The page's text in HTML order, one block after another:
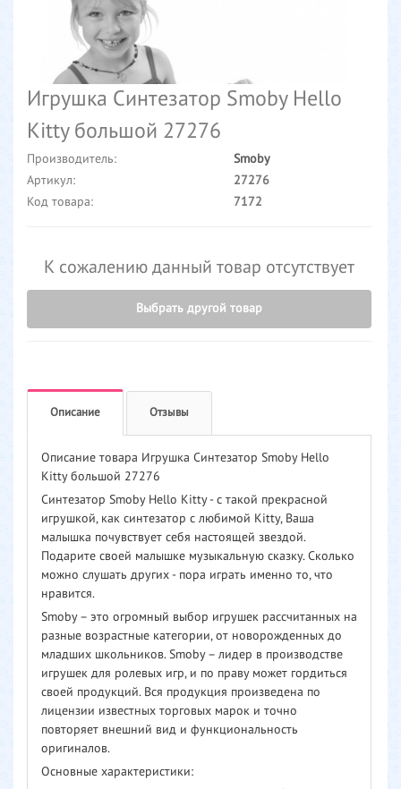
Игрушка Синтезатор Smoby Hello
Kitty большой 27276
Производитель:
Smoby
Артикул:
27276
Код товара:
7172
К сожалению данный товар отсутствует
Выбрать другой товар
Описание Отзывы
Описание товара Игрушка Синтезатор Smoby Hello
Kitty большой 27276
Синтезатор Smoby Hello Kitty - с такой прекрасной
игрушкой, как синтезатор с любимой Kitty, Ваша
малышка почувствует себя настоящей звездой.
Подарите своей малышке музыкальную сказку. Сколько
можно слушать других - пора играть именно то, что
нравится.
Smoby – это огромный выбор игрушек рассчитанных на
разные возрастные категории, от новорожденных до
младших школьников. Smoby – лидер в производстве
игрушек для ролевых игр, и по праву может гордиться
своей продукций. Вся продукция произведена по
лицензии известных торговых марок и точно
повторяет внешний вид и функциональность
оригиналов.
Основные характеристики: